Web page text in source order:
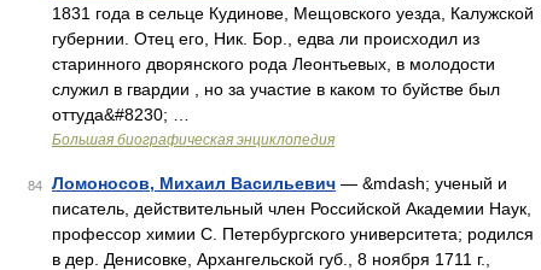
1831 года в сельце Кудинове, Мещовского уезда, Калужской
губернии. Отец его, Ник. Бор., едва ли происходил из
старинного дворянского рода Леонтьевых, в молодости
служил в гвардии , но за участие в каком то буйстве был
оттуда&#8230; …
Большая биографическая энциклопедия
84 Ломоносов, Михаил Васильевич — &mdash; ученый и
писатель, действительный член Российской Академии Наук,
профессор химии С. Петербургского университета; родился
в дер. Денисовке, Архангельской губ., 8 ноября 1711 г.,